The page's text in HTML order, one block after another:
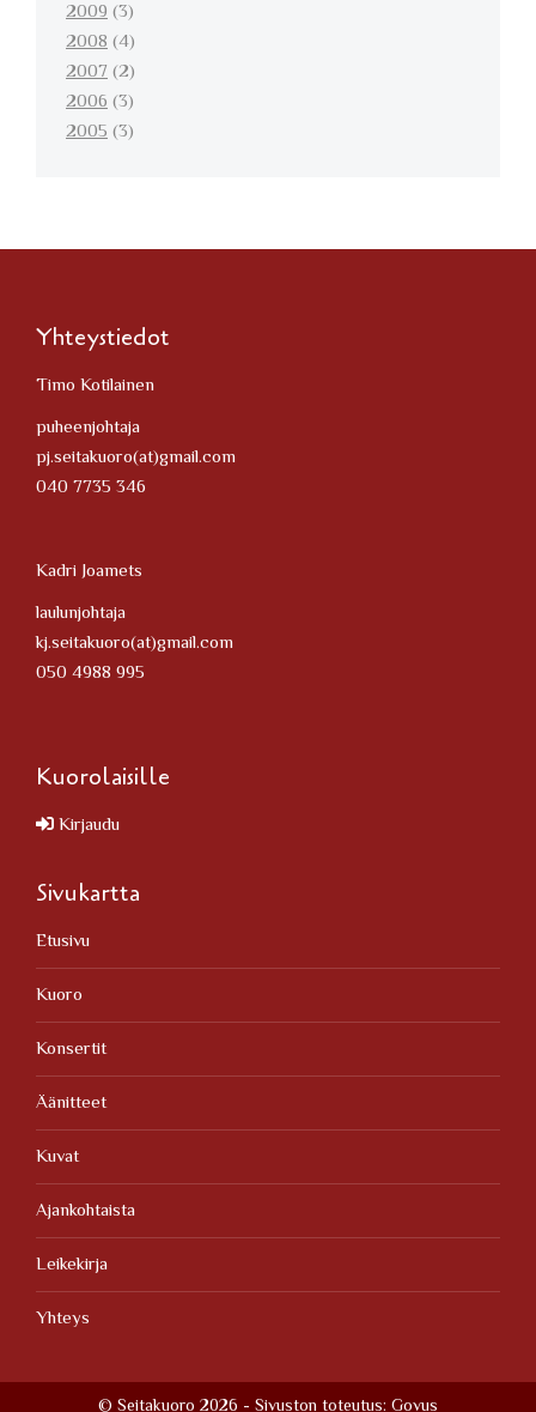
2009(3)
2008(4)
2007(2)
2006(3)
2005(3)
Yhteystiedot
Timo Kotilainen
puheenjohtaja
pj.seitakuoro(at)gmail.com
040 7735 346
Kadri Joamets
laulunjohtaja
kj.seitakuoro(at)gmail.com
050 4988 995
Kuorolaisille
Kirjaudu
Sivukartta
Etusivu
Kuoro
Konsertit
Äänitteet
Kuvat
Ajankohtaista
Leikekirja
Yhteys